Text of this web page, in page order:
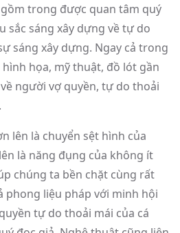
trong được quan tâm quý
sắc sáng xây dựng về tự do
sáng xây dựng. Ngay cả trong
họa, mỹ thuật, đồ lót gần
người vợ quyền, tự do thoải
lên là chuyển sệt hình của
là năng đụng của không ít
chúng ta bền chặt cùng rất
phong liệu pháp với minh hội
tự do thoải mái của cá